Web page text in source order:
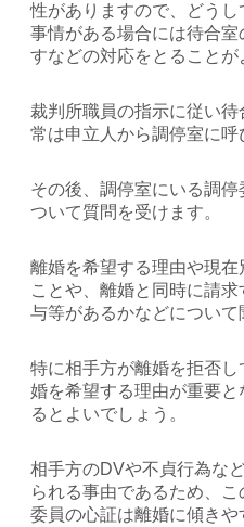
性がありますので、どう
事情がある場合には待合
すなどの対応をとることが
裁判所職員の指示に従い
常は申立人から調停室に呼
その後、調停室にいる調
ついて質問を受けます。
離婚を希望する理由や現
ことや、離婚と同時に請
与等があるかなどについて
特に相手方が離婚を拒否
婚を希望する理由が重要
るとよいでしょう。
相手方のDVや不貞行為な
られる事由であるため、
委員の心証は離婚に傾きや